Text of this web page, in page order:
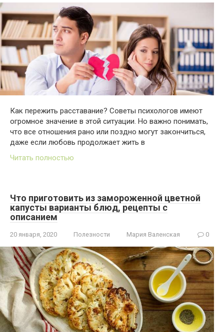
Как пережить расставание? Советы психологов имеют
огромное значение в этой ситуации. Но важно понимать,
что все отношения рано или поздно могут закончиться,
даже если любовь продолжает жить в
Читать полностью
Что приготовить из замороженной цветной
капусты варианты блюд, рецепты с
описанием
20 января, 2020 Полезности Мария Валенская 0